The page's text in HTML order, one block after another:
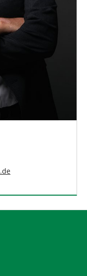
.de